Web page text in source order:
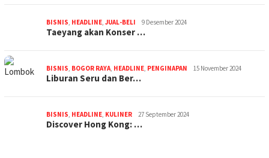
BISNIS, HEADLINE, JUAL-BELI 9 Desember 2024
Taeyang akan Konser …
BISNIS, BOGOR RAYA, HEADLINE, PENGINAPAN 15 November 2024
Liburan Seru dan Ber…
BISNIS, HEADLINE, KULINER 27 September 2024
Discover Hong Kong: …